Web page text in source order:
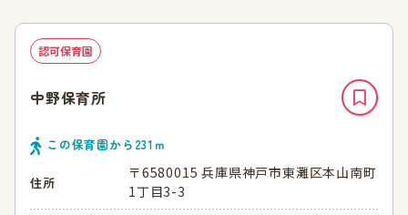
認可保育園
中野保育所
この保育園から 231 ｍ
住所
〒6580015 兵庫県神戸市東灘区本山南町
1丁目3-3